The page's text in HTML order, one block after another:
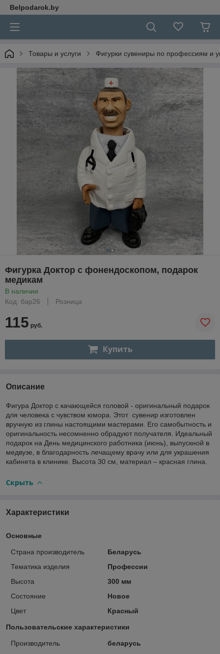
Belpodarok.by
Товары и услуги Фигурки сувениры по профессиям и
Фигурка Доктор с фонендоскопом, подарок
медикам
В наличии
Код: бар26
Розница
115 руб.
Купить
Описание
Фигура Доктор с качающейся головой - оригинальный подарок
для человека с чувством юмора. Этот сувенир изготовлен
вручную из глины настоящими мастерами. Его самобытность и
оригинальность несомненно обрадуют получателя. Идеальный
подарок на День медицинского работника (июнь), выпускной в
медвузе, в благодарность лечащему врачу или для украшения
кабинета в клинике. Высота 30 см, материал – красная глина.
Скрыть
Характеристики
Основные
Страна производитель
Беларусь
Тематика изделия
Профессии
Высота
300 мм
Состояние
Новое
Цвет
Красный
Пользовательские характеристики
Производитель беларусь